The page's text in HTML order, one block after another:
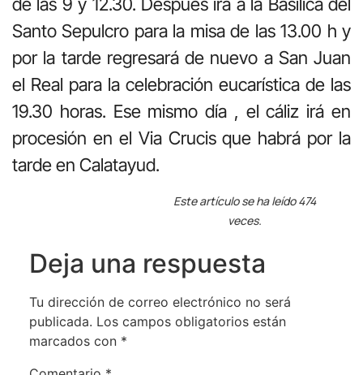
de las 9 y 12.30. Después irá a la Basílica del
Santo Sepulcro para la misa de las 13.00 h y
por la tarde regresará de nuevo a San Juan
el Real para la celebración eucarística de las
19.30 horas. Ese mismo día , el cáliz irá en
procesión en el Via Crucis que habrá por la
tarde en Calatayud.
Este artículo se ha leído 474
veces.
Deja una respuesta
Tu dirección de correo electrónico no será
publicada. Los campos obligatorios están
marcados con *